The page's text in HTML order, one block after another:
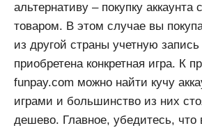
альтернативу – покупку аккаунта
товаром. В этом случае вы
из другой страны учетную
приобретена конкретная игра. К
funpay.com можно найти кучу
играми и большинство из них
дешево. Главное, убедитесь,